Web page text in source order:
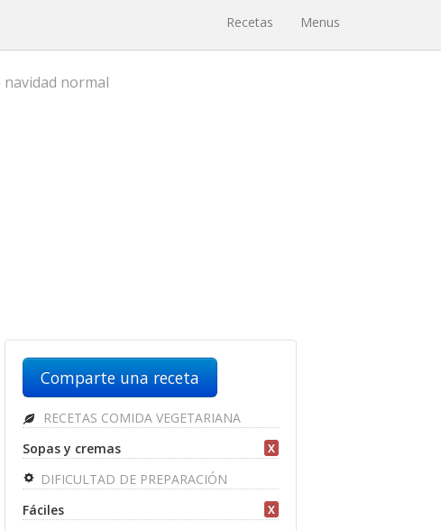
Recetas Menus
normal
Comparte una receta
RECETAS COMIDA VEGETARIANA
Sopas y cremas
X
DIFICULTAD DE PREPARACIÓN
Fáciles
X